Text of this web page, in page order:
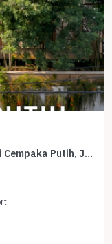
Penawaran Langka, rumah Prestisius di Cempaka Putih, Jakarta Pusat, LB 900m²